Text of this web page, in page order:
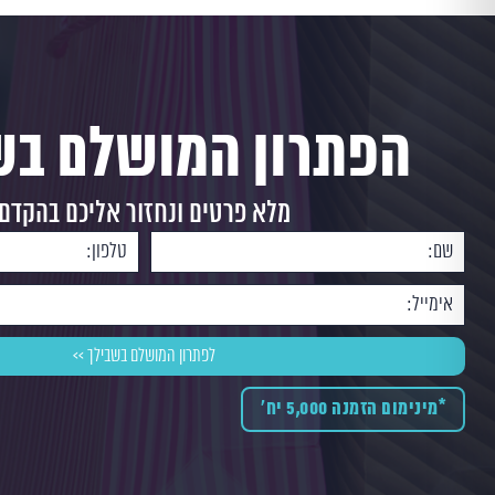
הפתרון המושלם
מלא פרטים ונחזור אליכם
*מינימום הזמנה 5,000 יח'